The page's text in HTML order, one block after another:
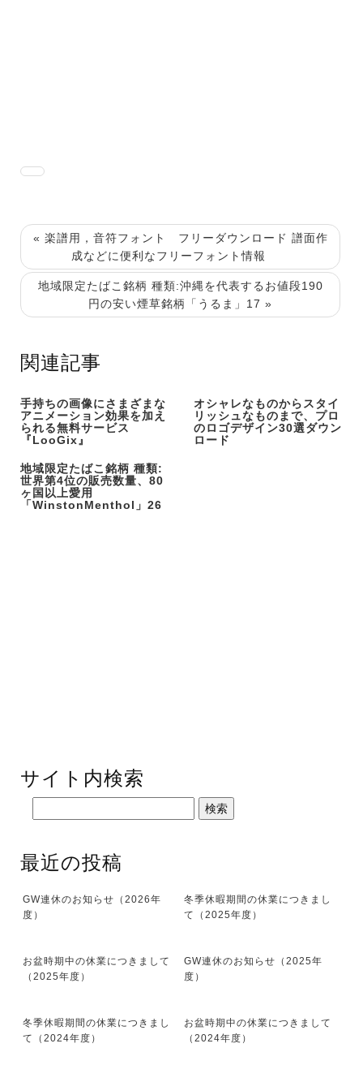
« 楽譜用，音符フォント フリーダウンロード 譜面作
成などに便利なフリーフォント情報
地域限定たばこ銘柄 種類:沖縄を代表するお値段190
円の安い煙草銘柄「うるま」17 »
関連記事
手持ちの画像にさまざまな
アニメーション効果を加え
られる無料サービス
『LooGix』
オシャレなものからスタイ
リッシュなものまで、プロ
のロゴデザイン30選ダウン
ロード
地域限定たばこ銘柄 種類:
世界第4位の販売数量、80
ヶ国以上愛用
「WinstonMenthol」26
サイト内検索
最近の投稿
GW連休のお知らせ（2026年
度）
冬季休暇期間の休業につきまし
て（2025年度）
お盆時期中の休業につきまして
（2025年度）
GW連休のお知らせ（2025年
度）
冬季休暇期間の休業につきまし
て（2024年度）
お盆時期中の休業につきまして
（2024年度）